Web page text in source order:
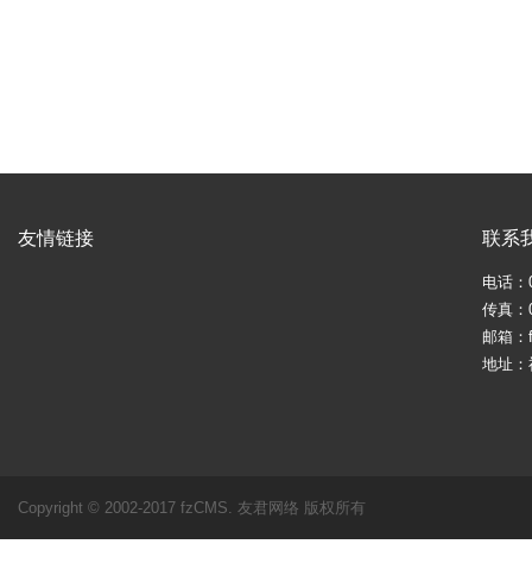
友情链接 联系
电话：
传真：
邮箱
地址
Copyright © 2002-2017 fzCMS. 友君网络 版权所有